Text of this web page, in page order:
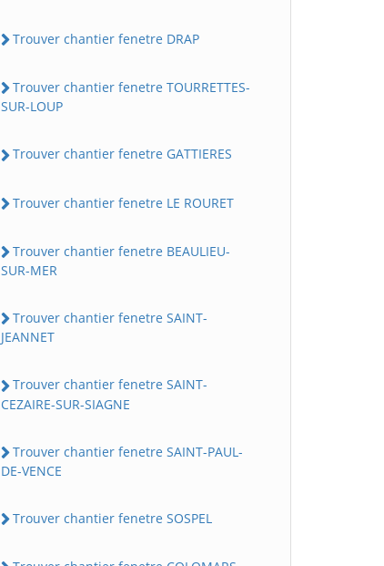
Trouver chantier fenetre DRAP
Trouver chantier fenetre TOURRETTES-
SUR-LOUP
Trouver chantier fenetre GATTIERES
Trouver chantier fenetre LE ROURET
Trouver chantier fenetre BEAULIEU-
SUR-MER
Trouver chantier fenetre SAINT-
JEANNET
Trouver chantier fenetre SAINT-
CEZAIRE-SUR-SIAGNE
Trouver chantier fenetre SAINT-PAUL-
DE-VENCE
Trouver chantier fenetre SOSPEL